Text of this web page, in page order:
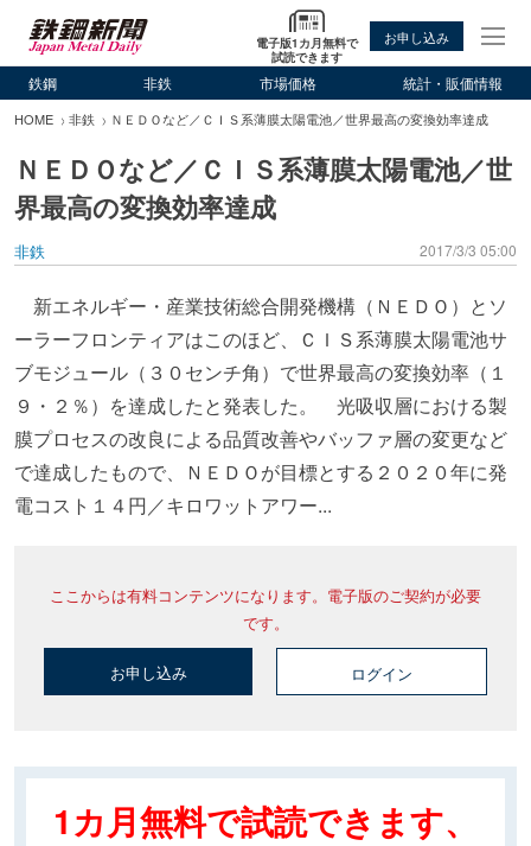
電子版1カ月無料で
試読できます
お申し込み
鉄鋼 非鉄 市場価格 統計・販価情報
HOME 非鉄 ＮＥＤＯなど／ＣＩＳ系薄膜太陽電池／世界最高の変換効率達成
ＮＥＤＯなど／ＣＩＳ系薄膜太陽電池／世
界最高の変換効率達成
非鉄 2017/3/3 05:00
新エネルギー・産業技術総合開発機構（ＮＥＤＯ）とソ
ーラーフロンティアはこのほど、ＣＩＳ系薄膜太陽電池サ
ブモジュール（３０センチ角）で世界最高の変換効率（１
９・２％）を達成したと発表した。 光吸収層における製
膜プロセスの改良による品質改善やバッファ層の変更など
で達成したもので、ＮＥＤＯが目標とする２０２０年に発
電コスト１４円／キロワットアワー...
ここからは有料コンテンツになります。電子版のご契約が必要
です。
お申し込み ログイン
1カ月無料で試読できます、